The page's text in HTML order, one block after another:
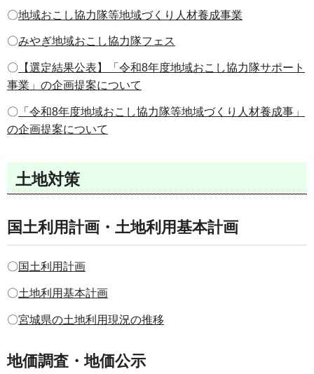
〇地域おこし協力隊等地域づくり人材養成事業
〇みやぎ地域おこし協力隊フェス
〇 【選定結果公表】「令和8年度地域おこし協力隊サポート
事業」の企画提案について
〇 「令和8年度地域おこし協力隊等地域づくり人材養成事」
の企画提案について
土地対策
国土利用計画・土地利用基本計画
〇国土利用計画
〇土地利用基本計画
〇宮城県の土地利用現況の推移
地価調査・地価公示